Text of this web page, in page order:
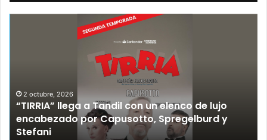
2 octubre, 2026
“TIRRIA” llega a Tandil con un elenco de lujo
encabezado por Capusotto, Spregelburd y
Stefani